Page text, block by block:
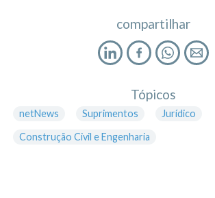
Tópicos
netNews Suprimentos
Jurídico
Construção Civil e Engenharia
compartilhar